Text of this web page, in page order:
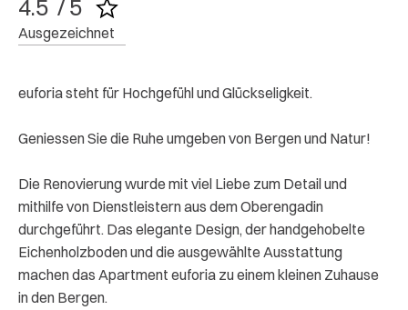
4.5  / 5
Ausgezeichnet
euforia steht für Hochgefühl und Glückseligkeit.
Geniessen Sie die Ruhe umgeben von Bergen und Natur!
Die Renovierung wurde mit viel Liebe zum Detail und
mithilfe von Dienstleistern aus dem Oberengadin
durchgeführt. Das elegante Design, der handgehobelte
Eichenholzboden und die ausgewählte Ausstattung
machen das Apartment euforia zu einem kleinen Zuhause
in den Bergen.